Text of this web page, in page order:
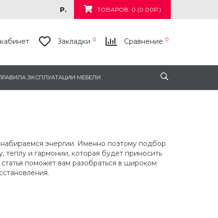
ТОВАРОВ: 0 (0.00Р.)
Р.
Закладки 0 Сравнение 0
ЭКСПЛУАТАЦИИ МЕБЕЛИ
энергии. Именно поэтому подбор
и гармонии, которая будет приносить
поможет вам разобраться в широком